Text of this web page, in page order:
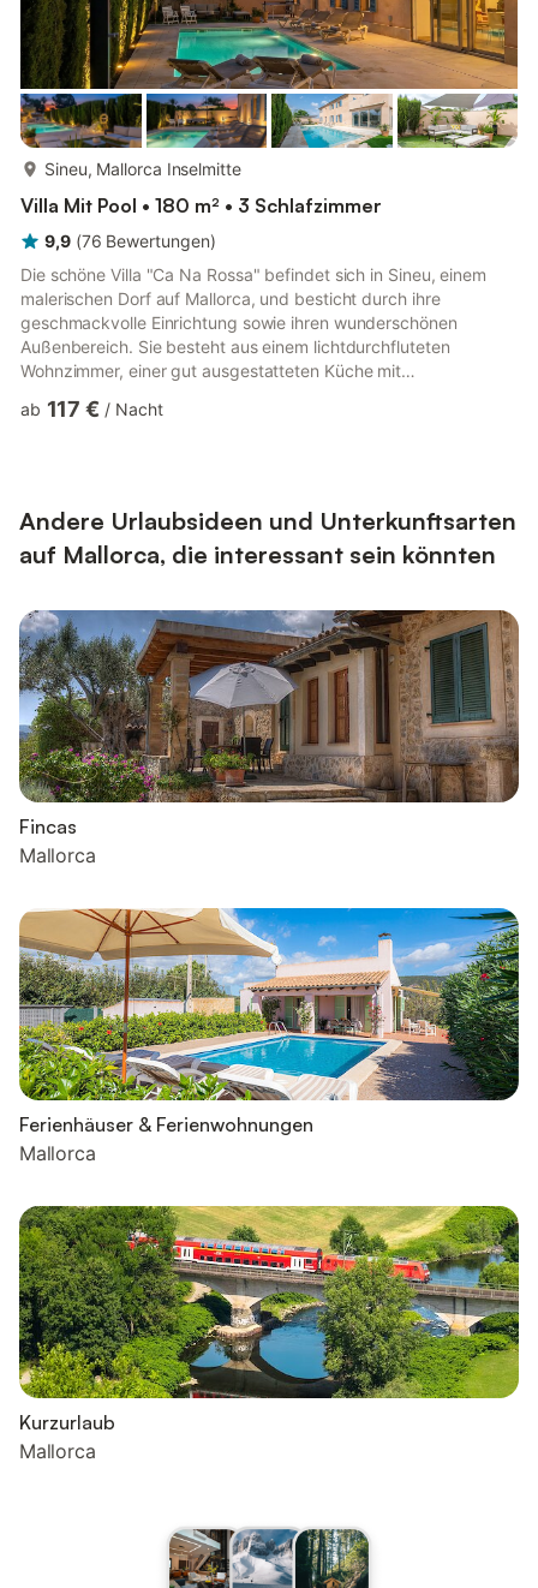
Sineu, Mallorca Inselmitte
Villa Mit Pool • 180 m² • 3 Schlafzimmer
9,9 (76 Bewertungen)
Die schöne Villa "Ca Na Rossa" befindet sich in Sineu, einem
malerischen Dorf auf Mallorca, und besticht durch ihre
geschmackvolle Einrichtung sowie ihren wunderschönen
Außenbereich. Sie besteht aus einem lichtdurchfluteten
Wohnzimmer, einer gut ausgestatteten Küche mit
Fenstern und Blick auf die Gegend um den Pool, 3
absolute Highlight der Unterkunft ist der schöne Au...
ab 117 € / Nacht
Andere Urlaubsideen und Unterkunftsarten
auf Mallorca, die interessant sein könnten
Fincas
Mallorca
Ferienhäuser & Ferienwohnungen
Mallorca
Kurzurlaub
Mallorca